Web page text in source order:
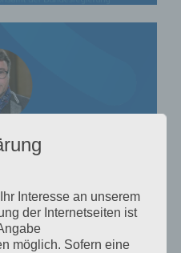
Interesse an unserem
der Internetseiten ist
möglich. Sofern eine